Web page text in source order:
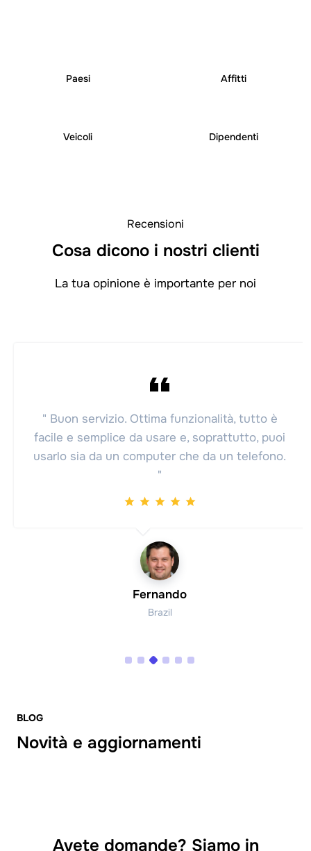
Paesi Affitti
Veicoli Dipendenti
Recensioni
Cosa dicono i nostri clienti
La tua opinione è importante per noi
" Buon servizio. Ottima funzionalità, tutto è
facile e semplice da usare e, soprattutto, puoi
usarlo sia da un computer che da un telefono.
"
Fernando
Brazil
BLOG
Novità e aggiornamenti
Avete domande? Siamo in